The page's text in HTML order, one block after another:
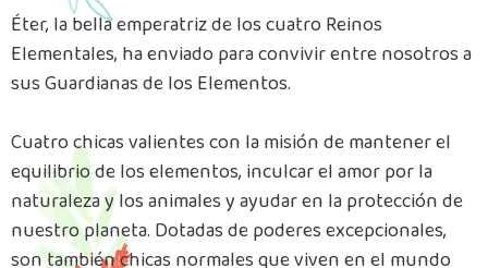
Éter, la bella emperatriz de los cuatro Reinos
Elementales, ha enviado para convivir entre nosotros a
sus Guardianas de los Elementos.
Cuatro chicas valientes con la misión de mantener el
equilibrio de los elementos, inculcar el amor por la
naturaleza y los animales y ayudar en la protección de
nuestro planeta. Dotadas de poderes excepcionales,
son también chicas normales que viven en el mundo